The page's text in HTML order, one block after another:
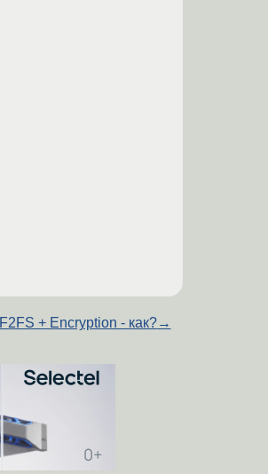
F2FS + Encryption - как?→